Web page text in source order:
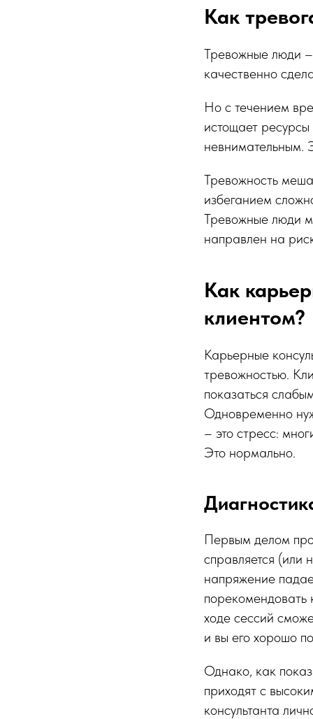
Как
Тревожные люди –
качественно
Но с течением
истощает ресурсы
невнимательным.
Тревожность
избеганием
Тревожные люди
направлен на
Как
клиентом?
Карьерные
тревожностью.
показаться
Одновременно
– это стресс:
Это нормально.
Первым делом
справляется (или
напряжение
порекомендовать
ходе сессий
и вы его хорошо
Однако, как
приходят с
консультанта